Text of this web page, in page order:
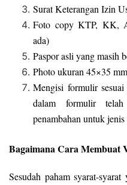
Surat Keterangan Izin
Foto copy KTP, KK,
ada)
Paspor asli yang masih
Photo ukuran 45×35
Mengisi formulir
dalam formulir telah
penambahan untuk
Bagaimana Cara Membuat
Sesudah paham syarat-